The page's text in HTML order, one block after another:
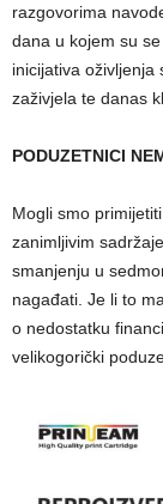
razgovorima
dana u kojem su
inicijativa oživljenja
zaživjela te danas
PODUZETNICI
Mogli smo
zanimljivim
smanjenju u
nagađati. Je li to
o nedostatku
velikogorički